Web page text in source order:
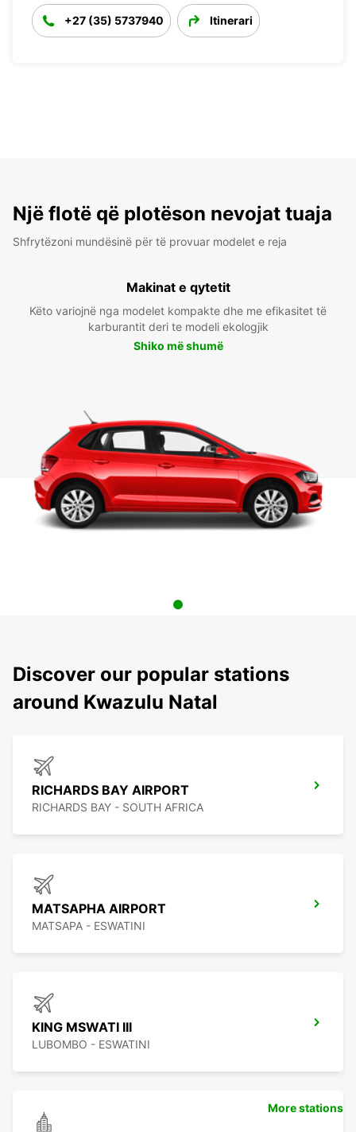
+27 (35) 5737940 Itinerari
Një flotë që plotëson nevojat tuaja
Shfrytëzoni mundësinë për të provuar modelet e reja
Makinat e qytetit
Këto variojnë nga modelet kompakte dhe me efikasitet të
karburantit deri te modeli ekologjik
Shiko më shumë
Discover our popular stations
around Kwazulu Natal
RICHARDS BAY AIRPORT
RICHARDS BAY - SOUTH AFRICA
MATSAPHA AIRPORT
MATSAPA - ESWATINI
KING MSWATI III
LUBOMBO - ESWATINI
More stations